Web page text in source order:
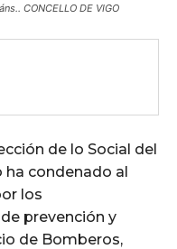
CONCELLO DE VIGO
de lo Social del
ha condenado al
los
prevención y
de Bomberos,